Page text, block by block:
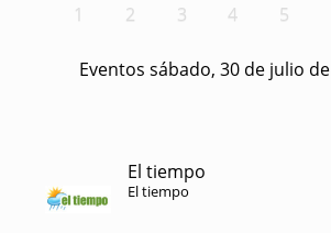
1
2 3 4 5
Eventos sábado, 30 de julio
El tiempo
El tiempo